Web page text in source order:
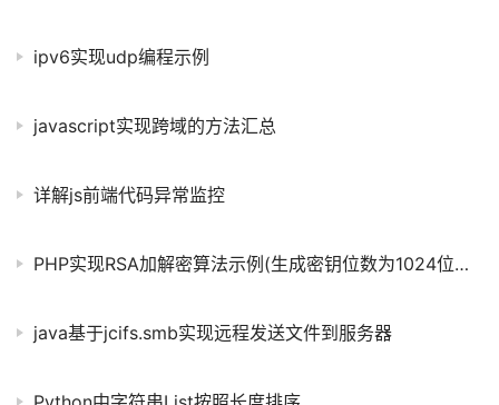
ipv6实现udp编程示例
javascript实现跨域的方法汇总
详解js前端代码异常监控
PHP实现RSA加解密算法示例(生成密钥位数为1024位的方法)
java基于jcifs.smb实现远程发送文件到服务器